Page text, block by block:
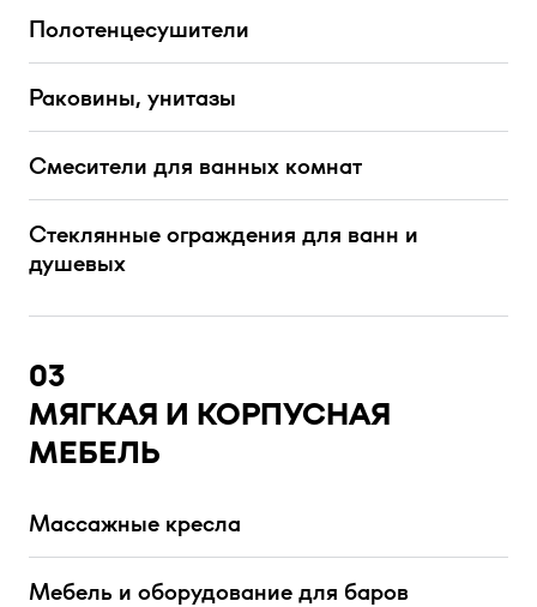
Полотенцесушители
Раковины, унитазы
Смесители для ванных комнат
Стеклянные ограждения для ванн и
душевых
03
МЯГКАЯ И КОРПУСНАЯ
МЕБЕЛЬ
Массажные кресла
Мебель и оборудование для баров